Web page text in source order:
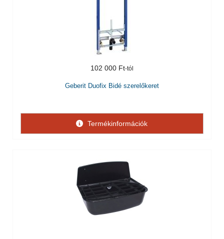
102 000 Ft
Geberit Duofix Bidé szerelőkeret
Termékinformációk